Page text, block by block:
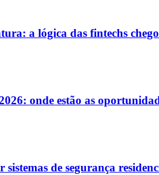
a lógica das fintechs
onde estão as
sistemas de segurança